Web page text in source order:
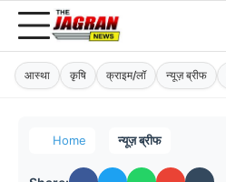
आस्था कृषि क्राइम/लॉ न्यूज़ ब्रीफ
Home न्यूज़ ब्रीफ